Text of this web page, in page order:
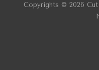
Copyrights © 2026